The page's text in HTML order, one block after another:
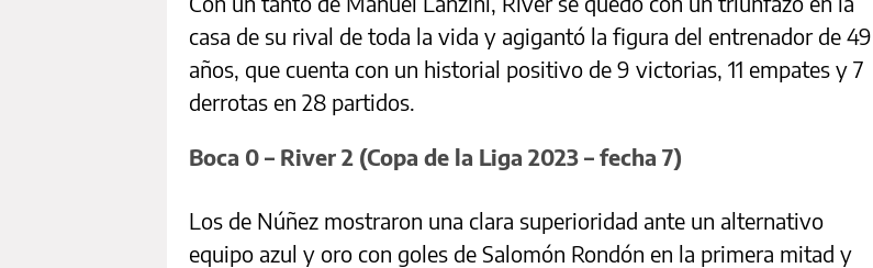
casa de su rival de toda la vida y agigantó la figura del entrenador de 49
años, que cuenta con un historial positivo de 9 victorias, 11 empates y 7
derrotas en 28 partidos.
Boca 0 – River 2 (Copa de la Liga 2023 – fecha 7)
Los de Núñez mostraron una clara superioridad ante un alternativo
equipo azul y oro con goles de Salomón Rondón en la primera mitad y